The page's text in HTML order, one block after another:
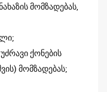
მომზადებას,
ქონების
მომზადებას;